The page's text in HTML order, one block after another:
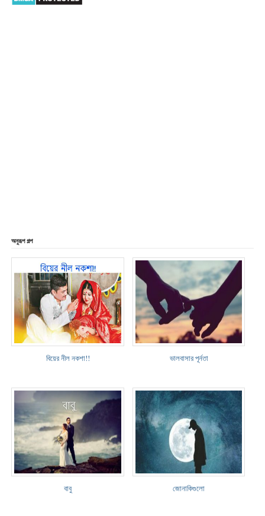
অনুরূপ গল্প
বিয়ের নীল নকশা!! ভালবাসার পূর্নতা
বাবু জোনাকিগুলো